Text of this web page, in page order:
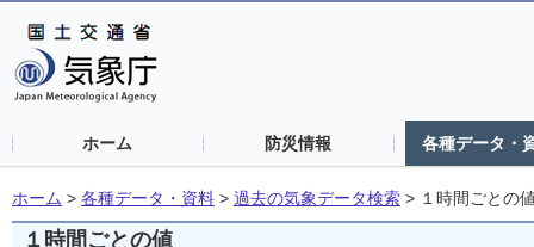
ホーム 防災情報 各種データ・
ホーム > 各種データ・資料 > 過去の気象データ検索 > １時間ごとの
１時間ごとの値